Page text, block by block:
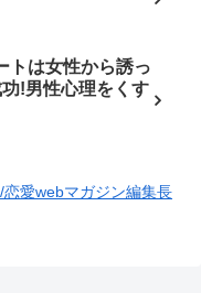
トは女性から誘っ
!男性心理をくす
愛webマガジン編集長